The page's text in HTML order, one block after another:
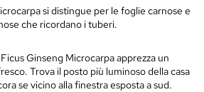
si distingue per le foglie carnose e
che ricordano i tuberi.
Ginseng Microcarpaapprezza un
Trova il posto più luminoso della casa
se vicino alla finestra esposta a sud.